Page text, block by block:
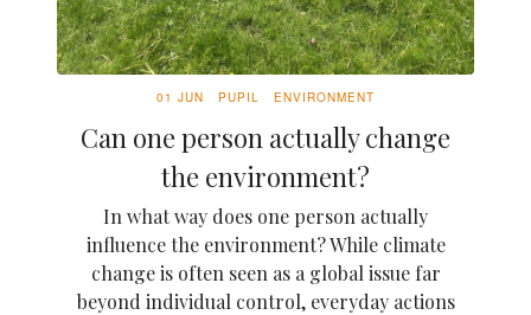
01 JUN PUPIL ENVIRONMENT
Can one person actually change
the environment?
In what way does one person actually
influence the environment? While climate
change is often seen as a global issue far
beyond individual control, everyday actions